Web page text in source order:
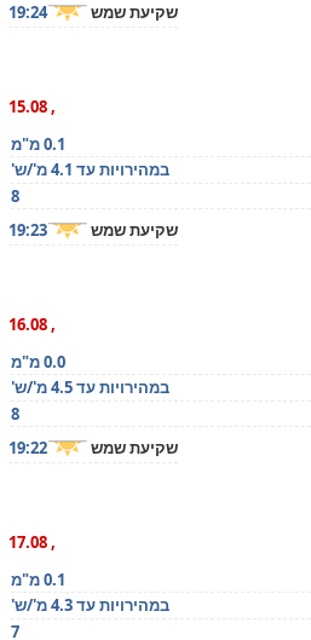
שקיעת שמש 19:24
, 15.08
0.1 מ"מ
במהירויות עד 4.1 מ'/ש'
8
שקיעת שמש 19:23
, 16.08
0.0 מ"מ
במהירויות עד 4.5 מ'/ש'
8
שקיעת שמש 19:22
, 17.08
0.1 מ"מ
במהירויות עד 4.3 מ'/ש'
7